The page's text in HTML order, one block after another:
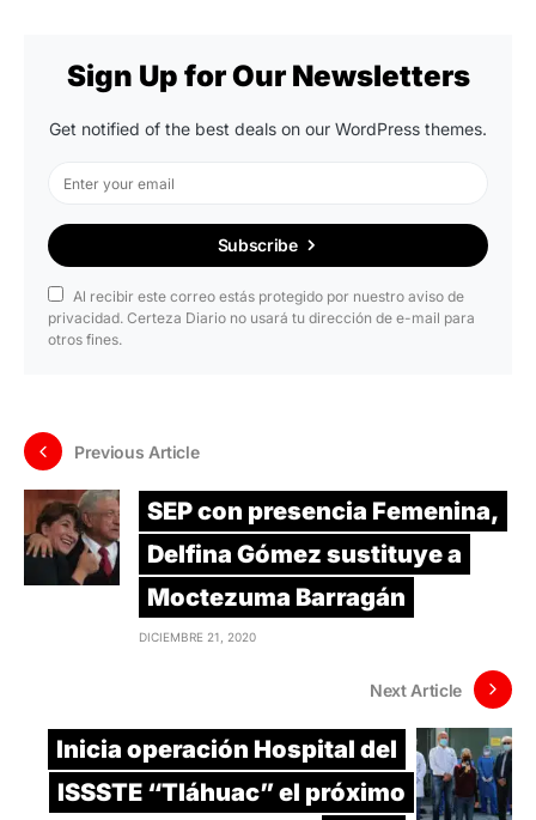
Sign Up for Our Newsletters
Get notified of the best deals on our WordPress themes.
Subscribe
Al recibir este correo estás protegido por nuestro aviso de
privacidad. Certeza Diario no usará tu dirección de e-mail para
otros fines.
Previous Article
SEP con presencia Femenina,
Delfina Gómez sustituye a
Moctezuma Barragán
DICIEMBRE 21, 2020
Next Article
Inicia operación Hospital del
ISSSTE “Tláhuac” el próximo